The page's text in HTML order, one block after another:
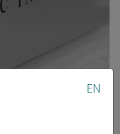
EN